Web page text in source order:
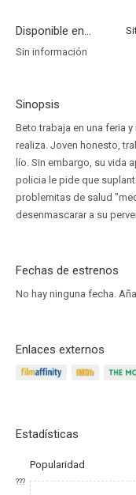
Disponible en...
Sin información
Sinopsis
Beto trabaja en una feria
realiza. Joven honesto,
lío. Sin embargo, su vida
policia le pide que
problemitas de salud
desenmascarar a su
Fechas de estrenos
No hay ninguna fecha.
Enlaces externos
Estadísticas
Popularidad
???